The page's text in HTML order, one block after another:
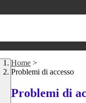
Home >
Problemi di accesso
Problemi di